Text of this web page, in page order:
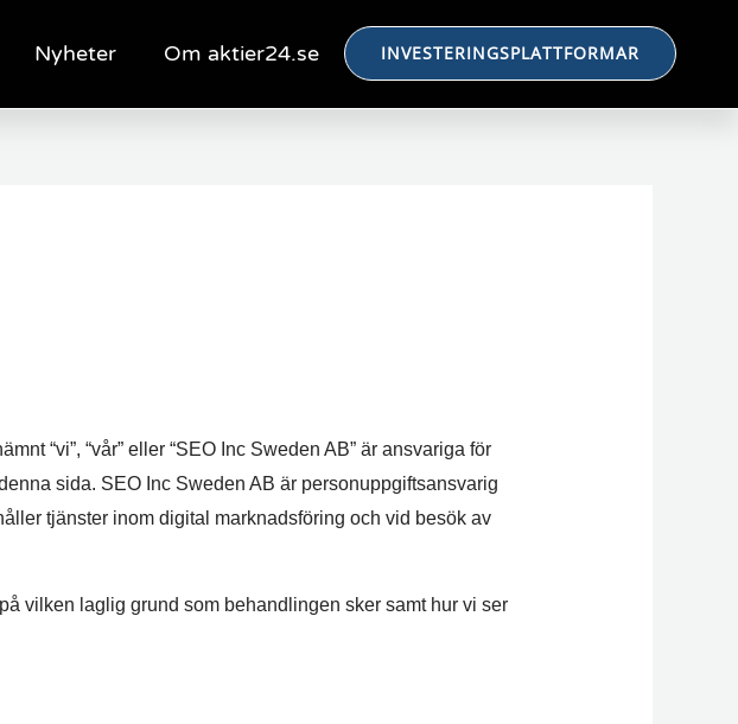
Nyheter Om aktier24.se INVESTERINGSPLATTFORMAR
“vi”, “vår” eller “SEO Inc Sweden AB” är ansvariga för
sida. SEO Inc Sweden AB är personuppgiftsansvarig
tjänster inom digital marknadsföring och vid besök av
vilken laglig grund som behandlingen sker samt hur vi ser